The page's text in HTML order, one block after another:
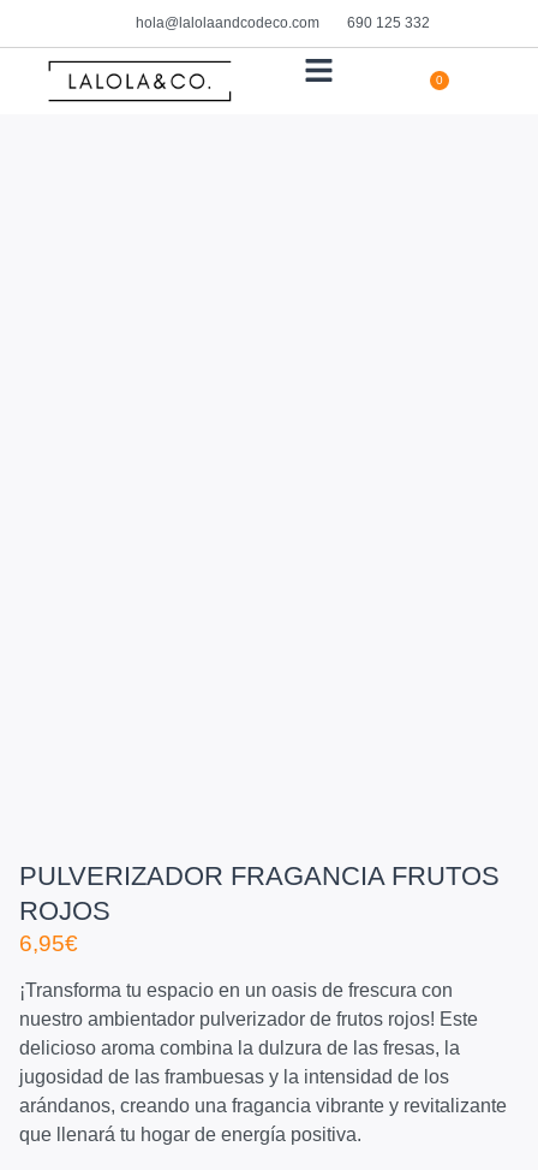
hola@lalolaandcodeco.com 690 125 332
0
PULVERIZADOR FRAGANCIA FRUTOS
ROJOS
6,95€
¡Transforma tu espacio en un oasis de frescura con
nuestro ambientador pulverizador de frutos rojos! Este
delicioso aroma combina la dulzura de las fresas, la
jugosidad de las frambuesas y la intensidad de los
arándanos, creando una fragancia vibrante y revitalizante
que llenará tu hogar de energía positiva.